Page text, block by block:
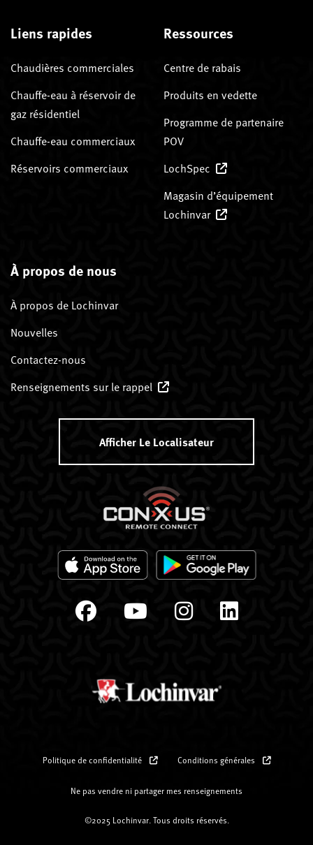
Liens rapides
Chaudières commerciales
Chauffe-eau à réservoir de
gaz résidentiel
Chauffe-eau commerciaux
Réservoirs commerciaux
Ressources
Centre de rabais
Produits en vedette
Programme de partenaire
POV
LochSpec
Magasin d’équipement
Lochinvar
À propos de nous
À propos de Lochinvar
Nouvelles
Contactez-nous
Renseignements sur le rappel
Afficher Le Localisateur
Politique de confidentialité Conditions générales
Ne pas vendre ni partager mes renseignements
©2025 Lochinvar. Tous droits réservés.